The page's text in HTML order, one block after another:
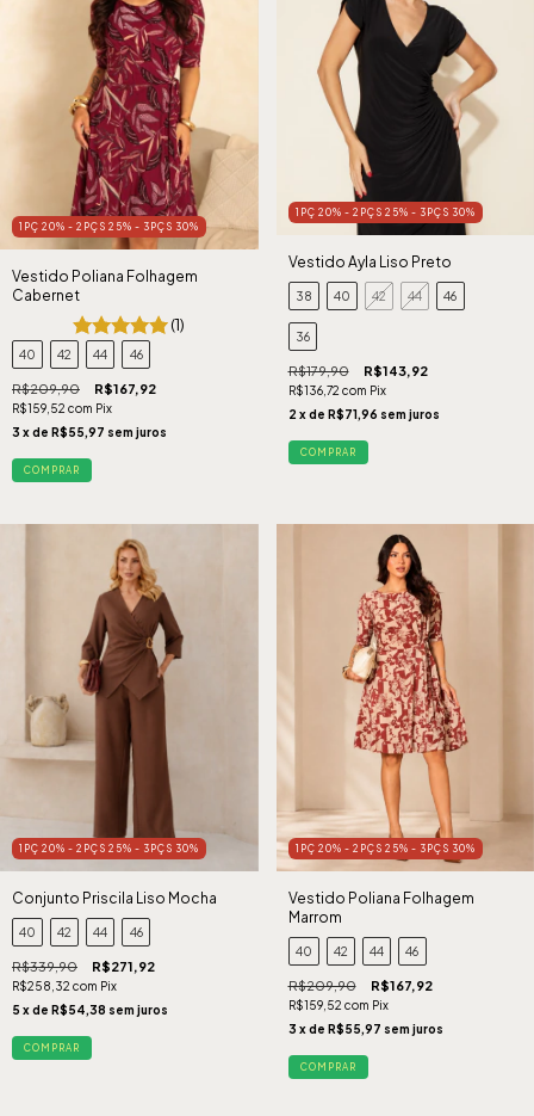
1PÇ 20% - 2PÇS 25% - 3PÇS 30%
Vestido Poliana Folhagem
Cabernet
(1)
40 42 44 46
R$209,90 R$167,92
R$159,52 com Pix
3 x de R$55,97 sem juros
COMPRAR
1PÇ 20% - 2PÇS 25% - 3PÇS 30%
Vestido Ayla Liso Preto
38 40 42 44 46
36
R$179,90 R$143,92
R$136,72 com Pix
2 x de R$71,96 sem juros
COMPRAR
1PÇ 20% - 2PÇS 25% - 3PÇS 30%
Conjunto Priscila Liso Mocha
40 42 44 46
R$339,90 R$271,92
R$258,32 com Pix
5 x de R$54,38 sem juros
COMPRAR
1PÇ 20% - 2PÇS 25% - 3PÇS 30%
Vestido Poliana Folhagem
Marrom
40 42 44 46
R$209,90 R$167,92
R$159,52 com Pix
3 x de R$55,97 sem juros
COMPRAR